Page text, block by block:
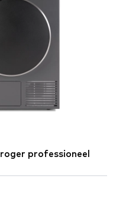
professioneel